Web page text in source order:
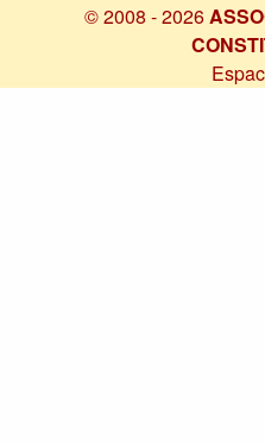
© 2008 - 2026